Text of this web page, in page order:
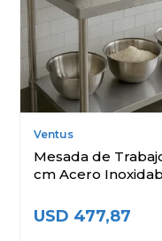
Ventus
Mesada de
cm Acero
USD 477,87